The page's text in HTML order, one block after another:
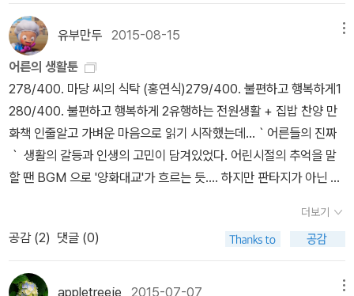
이번에 짜짱라면 출시하셨던데, 먹어보니 정말 맛있었어요. ^^ 김
형경님의 책은 이번에 처음 읽었답니다. 처음에는 그저 '독서모임'에
관한 책인줄 알았는데, 독서모임을 통한 심리치료에 대한 이야기를
다루어서 당황했었답니다. 그녀가 독서 모임을 통해 사람간의 관계에
대해서 이야기 할때, 모든 글들이 마음에 들었던것은 아니었어요.그
런데, 저의 마음과 같이 상대방에게 오픈 마인드를 보이지 않고, 얼마
나 잘하나보자..라고 상대방을 평가하듯이 바라본다면 자신의 마음을
치유하지 못한다고 말할때 조금 뜨끔했답니다. ^^;; 그래서, 완전히는
만, 그동안 제가 의문을 품었던 독서의 방향이나 독서를 통해 얻는 인
간관계등에 관한 생각에 대한 답을 찾은것이 좋았습니다. 저는 김형
경님의 책을 이책을 통해 처음 읽었지만, 이 책 보다 평이 좋은 다른
책이 있더군요. 기회가 되면 그 책도 찾아 읽어볼 예정이예요. 그래
신청을 신청했습니다..^^ 그리고 책 대출. 요즘 책이 잘 읽히지 않아
서 그냥 빈둥거리고 있었는데, 도서관에서 '희망도서도착'문자를 받고
책 대출했어요. 읽고 싶었던 책들이니 책을 보면 다시 읽고 싶은 마음
이 새록 새록 생길까요? 책 표지봐도 감성 돋는 책들.. 그림책
들 요리책들... 살짝 살펴보니 1인분 프렌치 요리가 마음에 듭니
다.
있더라구요. 주말엔 사람들이 많아서 많이 살펴보지는 못했고, 주중
에 다시 들러서 도서관에서 봐야할것 같아요. 거기거 살짝 살펴보고
마음에 들었던 '백호' 수묵화 그림들이 무척 멋졌어요. 그래서 검색
하니 다른 도서관에 있어서 책배달 신청해두었습니다. 책 대출하면서
우연히 마주친 얼굴. 처음에는 '어! 익숙한 얼굴인데...'하고 생각했다
가, 떠올려보니 친정집 근처 도서관에 있는 도서관장님. 업무차 오셨
다가 거이 2~3년만에 마주친것 같아요.^^ 두번째 눈 맞출때 인사를
나누었답니다. 저만 기억하면 어쩌나...했는데, 다행이 기억해주시고,
이곳 도서관 이용하느냐며, 여전히 책 많이 읽으시는구나..하셔서 기
분 좋았어요. 사실 '지금이 더 젊어진것 같다'다는 말씀에 ㅎㅎ 칭찬에
약한 뇨자예요~~ ^^;; 11월 희망도서로 신청한 책들. 조카랑 읽으
요. 이 책 있는줄 알았는데, 없어서 신청. 하이드님 덕분에 자꾸 꽃
유부만두 2015-08-15
어른의 생활툰
278/400. 마당 씨의 식탁 (홍연식)279/400. 불편하고 행복하게1
280/400. 불편하고 행복하게 2유행하는 전원생활 + 집밥 찬양 만
화책 인줄알고 가벼운 마음으로 읽기 시작했는데...｀어른들의 진짜
｀ 생활의 갈등과 인생의 고민이 담겨있었다. 어린시절의 추억을 말
할 땐 BGM 으로 '양화대교'가 흐르는 듯.... 하지만 판타지가 아닌 ｀
이민희 그림책 작가 이야기도 나오는데, 찾아 읽어보고싶다.
더보기
공감 (2) 댓글 (0)
appletreeje 2015-07-07